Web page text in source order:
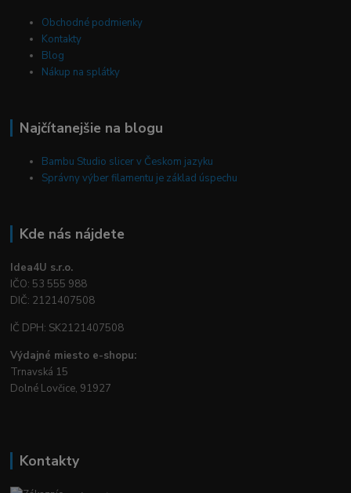
Obchodné podmienky
Kontakty
Blog
Nákup na splátky
Najčítanejšie na blogu
Bambu Studio slicer v Českom jazyku
Správny výber filamentu je základ úspechu
Kde nás nájdete
Idea4U s.r.o.
IČO: 53 555 988
DIČ: 2121407508
IČ DPH: SK2121407508
Výdajné miesto e-shopu:
Trnavská 15
Dolné Lovčice, 91927
Kontakty